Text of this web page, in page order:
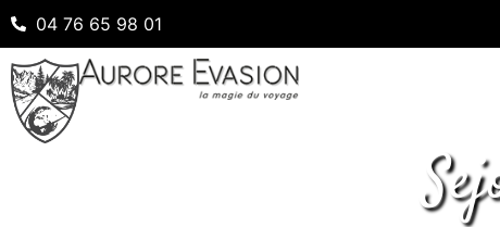
04 76 65 98 01